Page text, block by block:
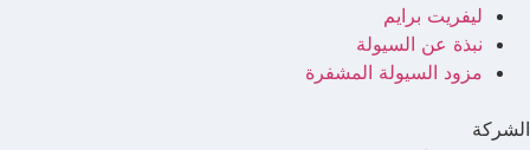
ليفريت برايم
نبذة عن السيولة
مزود السيولة المشفرة
الشركة